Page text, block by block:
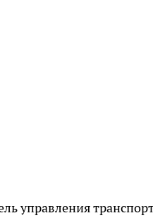
управления